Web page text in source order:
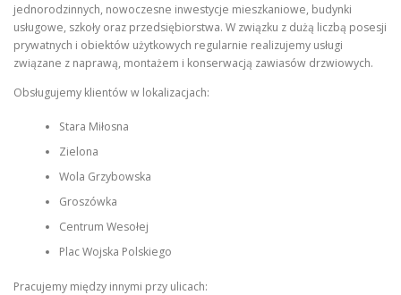
jednorodzinnych, nowoczesne inwestycje mieszkaniowe, budynki
usługowe, szkoły oraz przedsiębiorstwa. W związku z dużą liczbą posesji
prywatnych i obiektów użytkowych regularnie realizujemy usługi
związane z naprawą, montażem i konserwacją zawiasów drzwiowych.
Obsługujemy klientów w lokalizacjach:
Stara Miłosna
Zielona
Wola Grzybowska
Groszówka
Centrum Wesołej
Plac Wojska Polskiego
Pracujemy między innymi przy ulicach: